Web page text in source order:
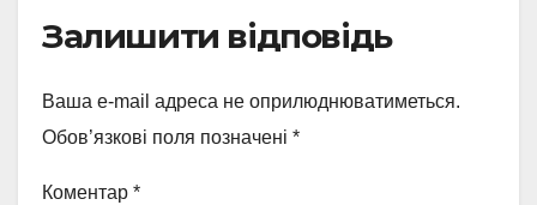
Залишити відповідь
Ваша e-mail адреса не оприлюднюватиметься.
Обов’язкові поля позначені *
Коментар *